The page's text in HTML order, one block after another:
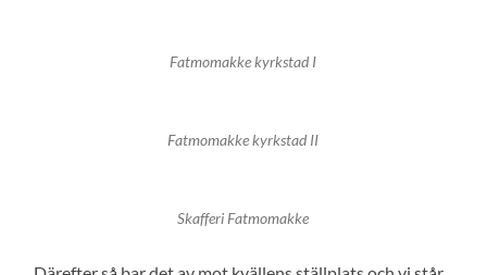
Fatmomakke kyrkstad I
Fatmomakke kyrkstad II
Skafferi Fatmomakke